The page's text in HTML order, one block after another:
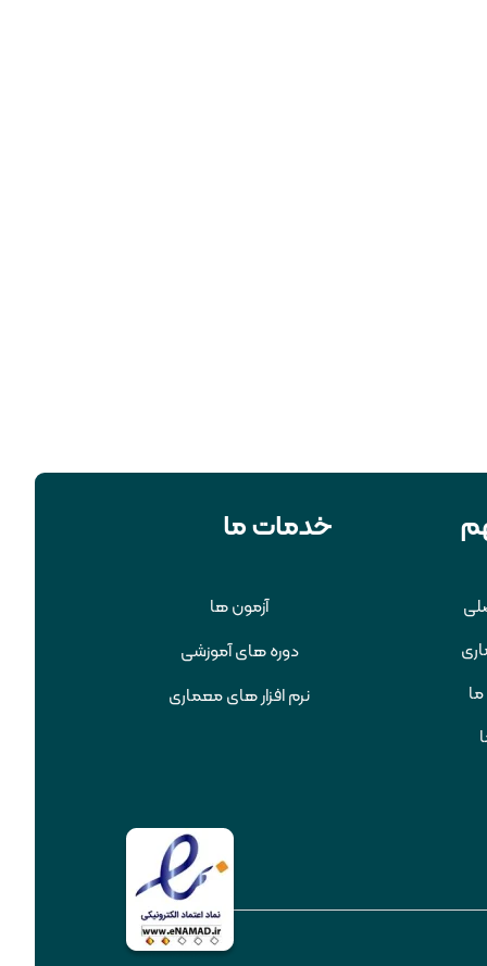
خدمات ما
آزمون ها
دوره های آموزشی
نرم افزار های معماری